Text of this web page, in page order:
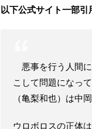
以下公式サイト一部引
悪事を行う人間
こして問題になっ
（亀梨和也）は中
ウロボロスの正体